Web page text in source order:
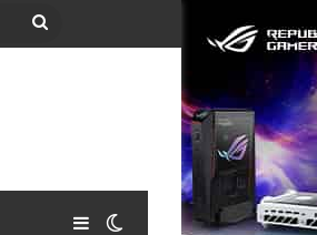
Buscar
Barra lateral
Switch skin